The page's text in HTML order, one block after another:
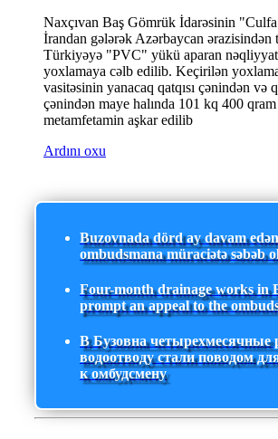
Naxçıvan Baş Gömrük İdarəsinin
İrandan gələrək Azərbaycan ərazisindən
Türkiyəyə "PVC" yükü aparan nəqliyyat
yoxlamaya cəlb edilib. Keçirilən
vasitəsinin yanacaq qatqısı çənindən və
çənindən maye halında 101 kq 400
metamfetamin aşkar edilib
Ardını oxu
Buzovnada dörd ay davam
ombudsmana müraciətə səbəb
Four-month drainage works in
prompt an appeal to the
В Бузовна четырехмесячные
водоотводу стали поводом
к омбудсмену